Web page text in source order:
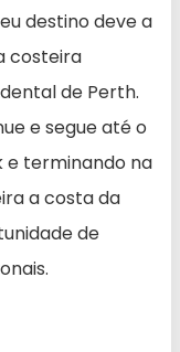
destino deve a
costeira
de Perth.
e segue até o
e terminando na
a costa da
de